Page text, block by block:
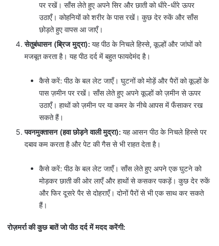
पर रखें। साँस लेते हुए अपने सिर और छाती को धीरे-धीरे ऊपर
उठाएँ। कोहनियों को शरीर के पास रखें। कुछ देर रुकें और साँस
छोड़ते हुए वापस आ जाएँ।
सेतुबंधासन (ब्रिज मुद्रा):यह पीठ के निचले हिस्से, कूल्हों और जांघों को
मजबूत करता है। यह पीठ दर्द में बहुत फायदेमंद है।
कैसे करें: पीठ के बल लेट जाएँ। घुटनों को मोड़ें और पैरों को कूल्हों के
पास ज़मीन पर रखें। साँस लेते हुए अपने कूल्हों को ज़मीन से ऊपर
उठाएँ। हाथों को ज़मीन पर या कमर के नीचे आपस में फँसाकर रख
सकते हैं।
पवनमुक्तासन (हवा छोड़ने वाली मुद्रा):यह आसन पीठ के निचले हिस्से पर
दबाव कम करता है और पेट की गैस से भी राहत देता है।
कैसे करें: पीठ के बल लेट जाएँ। साँस लेते हुए अपने एक घुटने को
मोड़कर छाती की ओर लाएँ और हाथों से कसकर पकड़ें। कुछ देर रुकें
और फिर दूसरे पैर से दोहराएँ। दोनों पैरों से भी एक साथ कर सकते
हैं।
रोज़मर्रा की कुछ बातें जो पीठ दर्द में मदद करेंगी: